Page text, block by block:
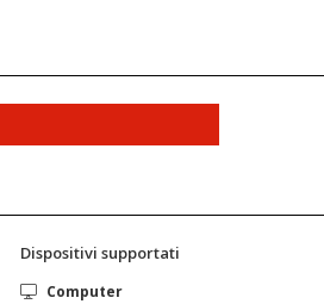
Dispositivi supportati
Computer